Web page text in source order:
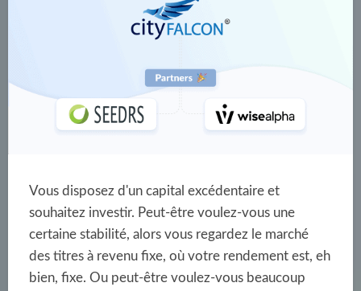
Vous disposez d'un capital excédentaire et
souhaitez investir. Peut-être voulez-vous une
certaine stabilité, alors vous regardez le marché
des titres à revenu fixe, où votre rendement est, eh
bien, fixe. Ou peut-être voulez-vous beaucoup